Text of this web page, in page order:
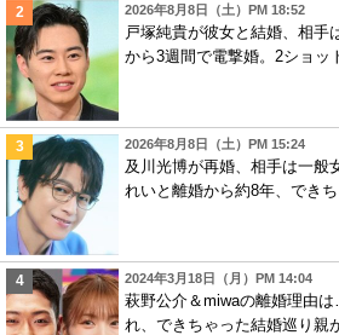
2026年8月8日（土）PM 18:52
戸塚純貴が彼女と結婚、相手
から3週間で電撃婚。2ショッ
2026年8月8日（土）PM 15:24
及川光博が再婚、相手は一般
れいと離婚から約8年、でき
2024年3月18日（月）PM 14:04
萩野公介＆miwaの離婚理由
れ、できちゃった結婚巡り親